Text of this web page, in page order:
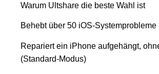
Warum Ultshare die beste Wahl ist
Behebt über 50 iOS-Systemprobleme
Repariert ein iPhone aufgehängt,
(Standard-Modus)